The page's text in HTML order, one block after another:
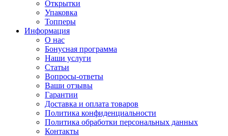
Открытки
Упаковка
Топперы
Информация
О нас
Бонусная программа
Наши услуги
Статьи
Вопросы-ответы
Ваши отзывы
Гарантии
Доставка и оплата товаров
Политика конфиденциальности
Политика обработки персональных данных
Контакты